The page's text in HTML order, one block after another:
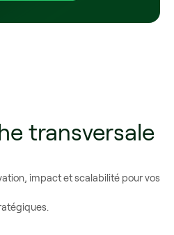
transversale
impact et scalabilité pour vos